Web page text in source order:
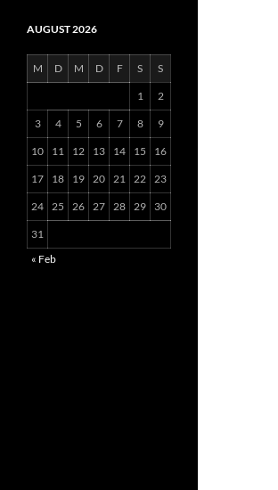
AUGUST 2026
M D M D F S S
1 2
3 4 5 6 7 8 9
10 11 12 13 14 15 16
17 18 19 20 21 22 23
24 25 26 27 28 29 30
31
« Feb